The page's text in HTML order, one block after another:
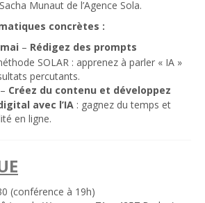
Munaut de l’Agence Sola.
concrètes :
– Rédigez des prompts
SOLAR : apprenez à parler « IA »
percutants.
– Créez du contenu et développez
avec l’IA : gagnez du temps et
en ligne.
(conférence à 19h)